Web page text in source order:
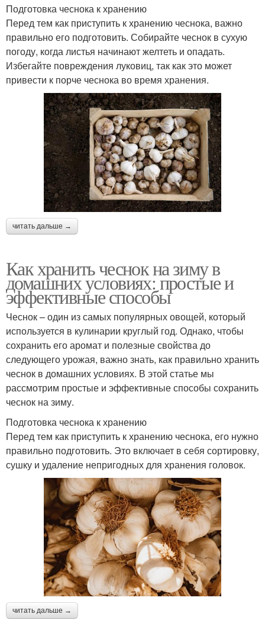
Подготовка чеснока к хранению
Перед тем как приступить к хранению чеснока, важно
правильно его подготовить. Собирайте чеснок в сухую
погоду, когда листья начинают желтеть и опадать.
Избегайте повреждения луковиц, так как это может
привести к порче чеснока во время хранения.
читать дальше →
Как хранить чеснок на зиму в
домашних условиях: простые и
эффективные способы
Чеснок – один из самых популярных овощей, который
используется в кулинарии круглый год. Однако, чтобы
сохранить его аромат и полезные свойства до
следующего урожая, важно знать, как правильно хранить
чеснок в домашних условиях. В этой статье мы
рассмотрим простые и эффективные способы сохранить
чеснок на зиму.
Подготовка чеснока к хранению
Перед тем как приступить к хранению чеснока, его нужно
правильно подготовить. Это включает в себя сортировку,
сушку и удаление непригодных для хранения головок.
читать дальше →